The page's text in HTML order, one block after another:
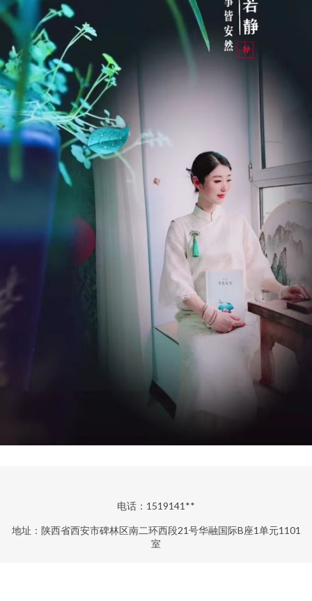
电话：1519141**
地址：陕西省西安市碑林区南二环西段21号华融国际B座1单元1101
室